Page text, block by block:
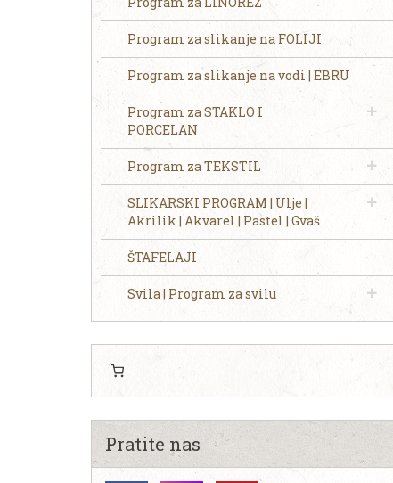
Program za slikanje na FOLIJI
Program za slikanje na vodi | EBRU
Program za STAKLO I
PORCELAN
Program za TEKSTIL
SLIKARSKI PROGRAM | Ulje |
Akrilik | Akvarel | Pastel | Gvaš
ŠTAFELAJI
Svila | Program za svilu
Pratite nas